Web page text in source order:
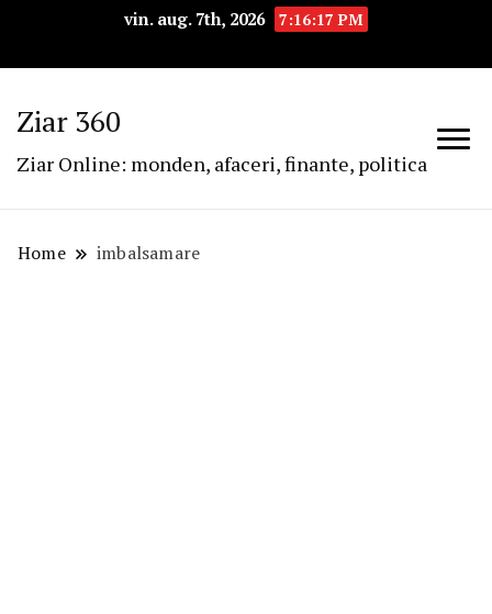
vin. aug. 7th, 2026 7:16:17 PM
Ziar 360
Ziar Online: monden, afaceri, finante, politica
Home imbalsamare